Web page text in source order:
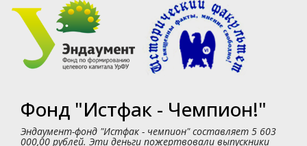
Фонд "Истфак - Чемпион!"
Эндаумент-фонд "Истфак - чемпион" составляет 5 603
000,00 рублей. Эти деньги пожертвовали выпускники